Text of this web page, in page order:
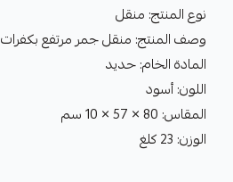
نوع المنتج: منقل
وصف المنتج: منقل جمر مرتفع بكفرات
المادة الخام: حديد
اللون: أسود
المقاس: 80 × 57 × 10 سم
الوزن: 23 كلغ